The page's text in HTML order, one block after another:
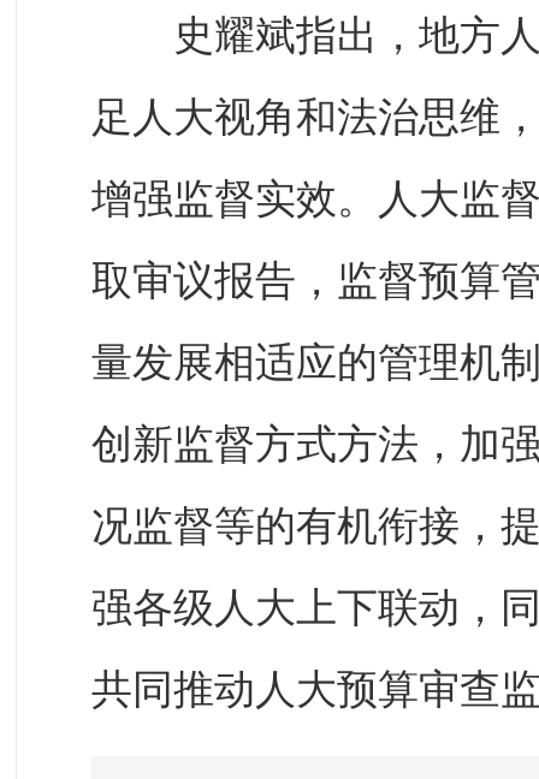
史耀斌指出，地方人
足人大视角和法治思维
增强监督实效。人大监
取审议报告，监督预算
量发展相适应的管理机
创新监督方式方法，加
况监督等的有机衔接，
强各级人大上下联动，
共同推动人大预算审查